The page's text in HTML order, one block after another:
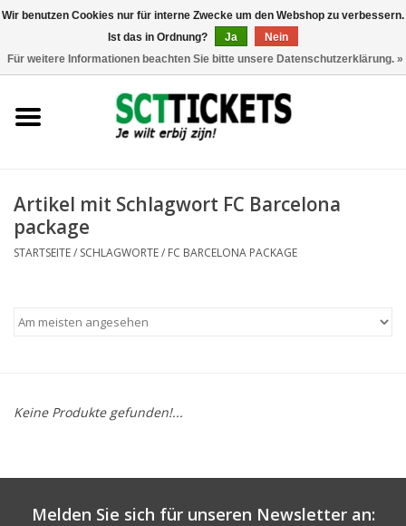
Italien
Artikel mit Schlagwort FC Barcelona
package
STARTSEITE/ SCHLAGWORTE/ FC BARCELONA PACKAGE
Keine Produkte gefunden!...
Melden Sie sich für unseren Newsletter an:
Wir benutzen Cookies nur für interne Zwecke um den Webshop zu verbessern.
Ist das in Ordnung?
Ja
Nein
Für weitere Informationen beachten Sie bitte unsere Datenschutzerklärung. »